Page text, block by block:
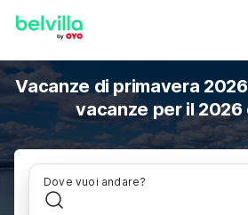
Vacanze di primavera
vacanze per il 2026
Dove vuoi andare?